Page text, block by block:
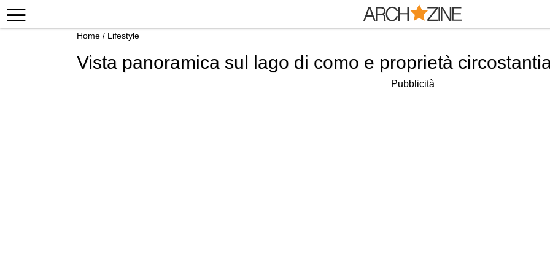
Home / Lifestyle
Vista panoramica sul lago di como e proprietà
Pubblicità